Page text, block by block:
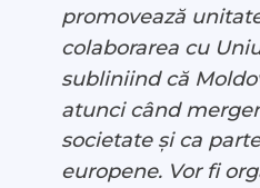
promovează
colaborarea cu
subliniind că
atunci când
societate și ca
europene. Vor fi